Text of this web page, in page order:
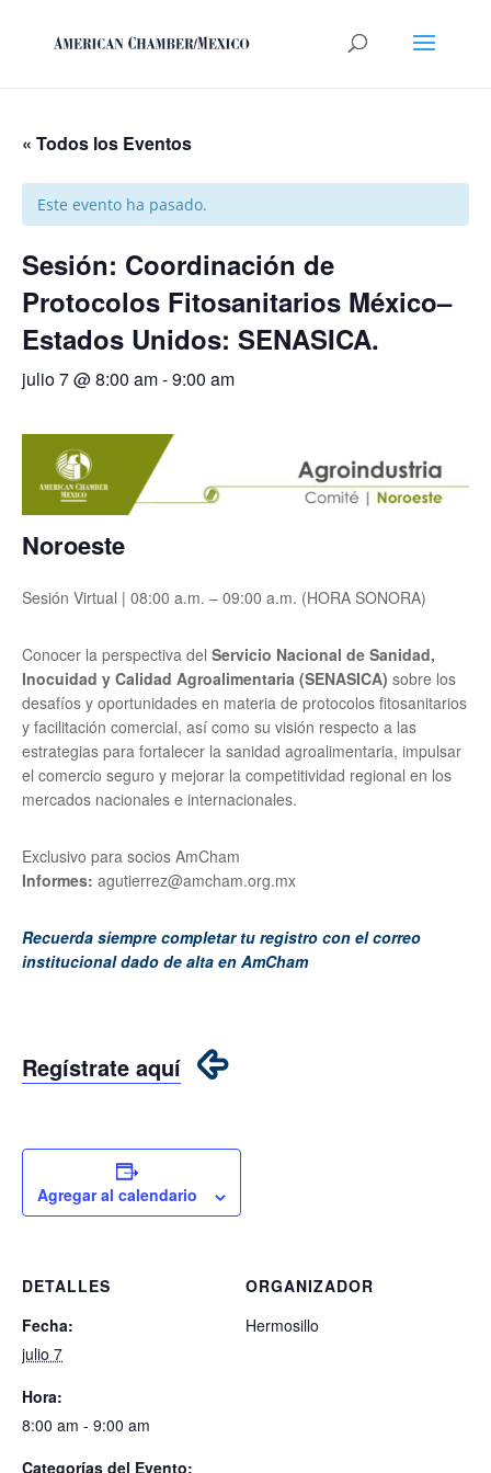
« Todos los Eventos
Este evento ha pasado.
Sesión: Coordinación de
Protocolos Fitosanitarios México–
Estados Unidos: SENASICA.
julio 7 @ 8:00 am-9:00 am
Noroeste
Sesión Virtual | 08:00 a.m. – 09:00 a.m. (HORA SONORA)
Conocer la perspectiva del Servicio Nacional de Sanidad,
Inocuidad y Calidad Agroalimentaria (SENASICA) sobre los
desafíos y oportunidades en materia de protocolos fitosanitarios
y facilitación comercial, así como su visión respecto a las
estrategias para fortalecer la sanidad agroalimentaria, impulsar
el comercio seguro y mejorar la competitividad regional en los
mercados nacionales e internacionales.
Exclusivo para socios AmCham
Informes: agutierrez@amcham.org.mx
Recuerda siempre completar tu registro con el correo
institucional dado de alta en AmCham
Regístrate aquí
Agregar al calendario
DETALLES
Fecha:
julio 7
Hora:
8:00 am - 9:00 am
Categorías del Evento:
ORGANIZADOR
Hermosillo